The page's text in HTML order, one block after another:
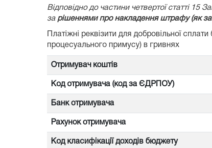
Відповідно до частини четвертої статті
за рішеннями про накладення штрафу (як
Платіжні реквізити для добровільної
процесуального примусу) в гривнях
Отримувач коштів
Код отримувача (код за ЄДРПОУ)
Банк отримувача
Рахунок отримувача
Код класифікації доходів бюджету